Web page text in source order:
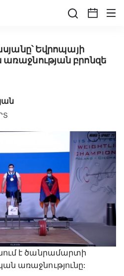
Եվրոպայի
բրոնզե
է ծանրամարտի
առաջնությունը: